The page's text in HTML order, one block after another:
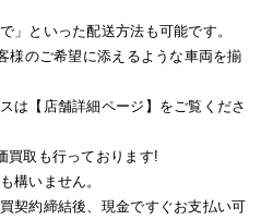
」といった配送方法も可能です。
様のご希望に添えるような車両を揃
は【店舗詳細ページ】をご覧くださ
買取も行っております!
構いません。
契約締結後、現金ですぐお支払い可